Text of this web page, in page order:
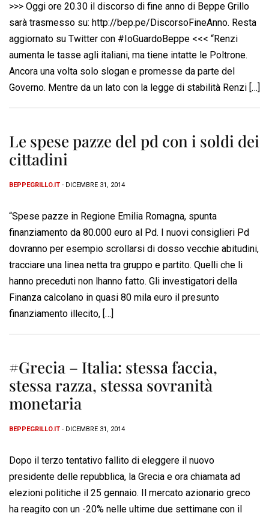
>>> Oggi ore 20.30 il discorso di fine anno di Beppe Grillo
sarà trasmesso su: http://bep.pe/DiscorsoFineAnno. Resta
aggiornato su Twitter con #IoGuardoBeppe <<< “Renzi
aumenta le tasse agli italiani, ma tiene intatte le Poltrone.
Ancora una volta solo slogan e promesse da parte del
Governo. Mentre da un lato con la legge di stabilità Renzi […]
Le spese pazze del pd con i soldi dei
cittadini
BEPPEGRILLO.IT - DICEMBRE 31, 2014
“Spese pazze in Regione Emilia Romagna, spunta
finanziamento da 80.000 euro al Pd. I nuovi consiglieri Pd
dovranno per esempio scrollarsi di dosso vecchie abitudini,
tracciare una linea netta tra gruppo e partito. Quelli che li
hanno preceduti non lhanno fatto. Gli investigatori della
Finanza calcolano in quasi 80 mila euro il presunto
finanziamento illecito, […]
#Grecia – Italia: stessa faccia,
stessa razza, stessa sovranità
monetaria
BEPPEGRILLO.IT - DICEMBRE 31, 2014
Dopo il terzo tentativo fallito di eleggere il nuovo
presidente delle repubblica, la Grecia e ora chiamata ad
elezioni politiche il 25 gennaio. Il mercato azionario greco
ha reagito con un -20% nelle ultime due settimane con il